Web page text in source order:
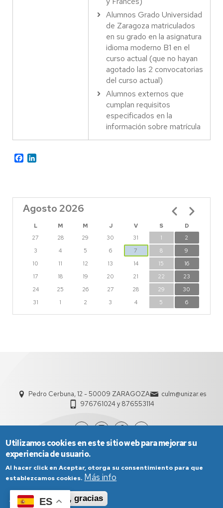
ES
Alumnos Grado Universidad
de Zaragoza matriculados
en su grado en la asignatura
idioma moderno B1 en el
curso actual (que no hayan
agotado las 2 convocatorias
del curso actual)
Alumnos externos que
cumplan requisitos
especificados en la
información sobre matrícula
Facebook
Agosto 2026
L M M J V S
D
27
28 29 30 31 1
2
3
4 5 6 7 8
9
10
11 12 13 14 15
16
17
18 19 20 21 22
23
24
25 26 27 28 29
30
31
1 2 3 4 5 6
Paginación
Pedro Cerbuna, 12 - 50009 ZARAGOZA
culm@unizar.es
976761024 y 876553114
Aviso Legal
Condiciones generales de uso
Utilizamos cookies en este sitio web para mejorar su
experiencia de usuario.
Al hacer click en Aceptar, otorga su consentimiento para que
establezcamos cookies. Más info
Aceptar
No, gracias